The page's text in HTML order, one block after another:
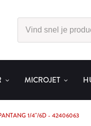
MICROJET
1/4"/6D - 42406063